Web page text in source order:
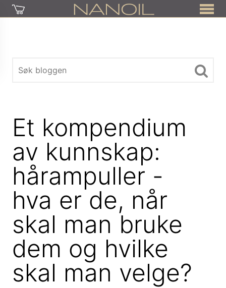
Et kompendium
av kunnskap:
hårampuller -
hva er de, når
skal man bruke
dem og hvilke
skal man velge?